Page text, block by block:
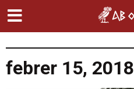
febrer 15, 2018